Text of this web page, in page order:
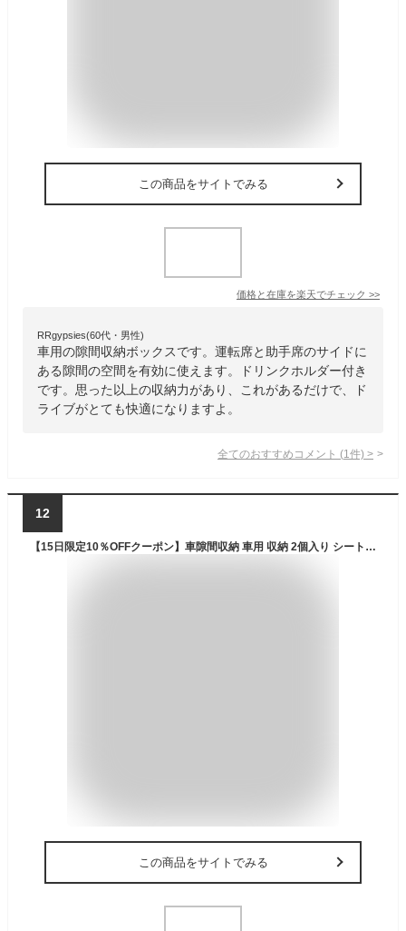
この商品をサイトでみる
価格と在庫を楽天でチェック >>
RRgypsies(60代・男性)
車用の隙間収納ボックスです。運転席と助手席のサイドに
ある隙間の空間を有効に使えます。ドリンクホルダー付き
です。思った以上の収納力があり、これがあるだけで、ド
ライブがとても快適になりますよ。
全てのおすすめコメント (1 件) >
12
【15日限定10％OFFクーポン】車隙間収納 車用 収納 2個入り シートサイドポケット サイド収納ボックス 車載 コンソールボックス 運転席 助手席 コンソール カップホルダー 車用品 隙間収納 ドリンクホルダー ドリンクホルダーシートポケット 車用 小物収納 カー用品
この商品をサイトでみる